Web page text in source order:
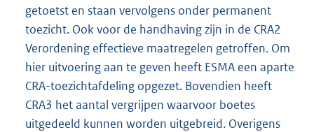
getoetst en staan vervolgens onder permanent
toezicht. Ook voor de handhaving zijn in de CRA2
Verordening effectieve maatregelen getroffen. Om
hier uitvoering aan te geven heeft ESMA een aparte
CRA-toezichtafdeling opgezet. Bovendien heeft
CRA3 het aantal vergrijpen waarvoor boetes
uitgedeeld kunnen worden uitgebreid. Overigens